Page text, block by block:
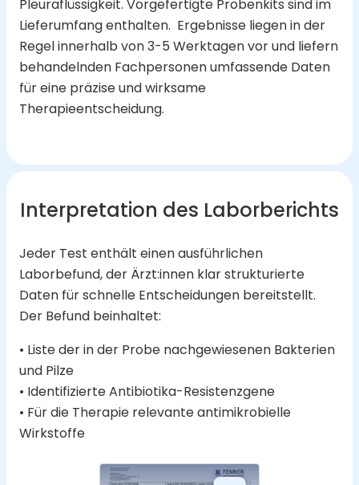
Pleuraflüssigkeit. Vorgefertigte Probenkits sind im
Lieferumfang enthalten. Ergebnisse liegen in der
Regel innerhalb von 3-5 Werktagen vor und liefern
behandelnden Fachpersonen umfassende Daten
für eine präzise und wirksame
Therapieentscheidung.
Interpretation des Laborberichts
Jeder Test enthält einen ausführlichen
Laborbefund, der Ärzt:innen klar strukturierte
Daten für schnelle Entscheidungen bereitstellt.
Der Befund beinhaltet:
• Liste der in der Probe nachgewiesenen Bakterien
und Pilze
• Identifizierte Antibiotika-Resistenzgene
• Für die Therapie relevante antimikrobielle
Wirkstoffe